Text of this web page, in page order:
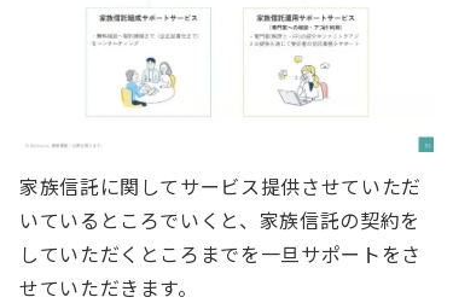
家族信託に関してサービス提供させていただ
いているところでいくと、家族信託の契約を
していただくところまでを一旦サポートをさ
せていただきます。